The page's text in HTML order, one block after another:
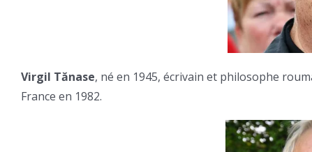
Virgil Tănase, né en 1945, écrivain et philosophe
France en 1982.